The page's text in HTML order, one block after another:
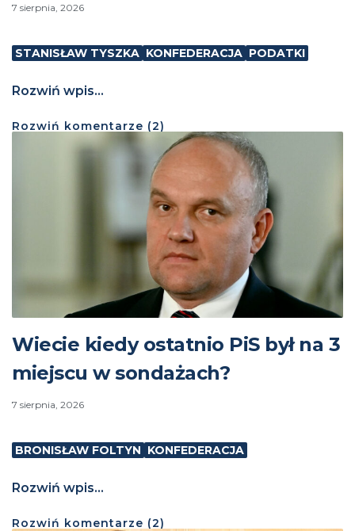
7 sierpnia, 2026
STANISŁAW TYSZKA KONFEDERACJA PODATKI
Rozwiń wpis...
Rozwiń komentarze (2)
Wiecie kiedy ostatnio PiS był na 3
miejscu w sondażach?
7 sierpnia, 2026
BRONISŁAW FOLTYN KONFEDERACJA
Rozwiń wpis...
Rozwiń komentarze (2)